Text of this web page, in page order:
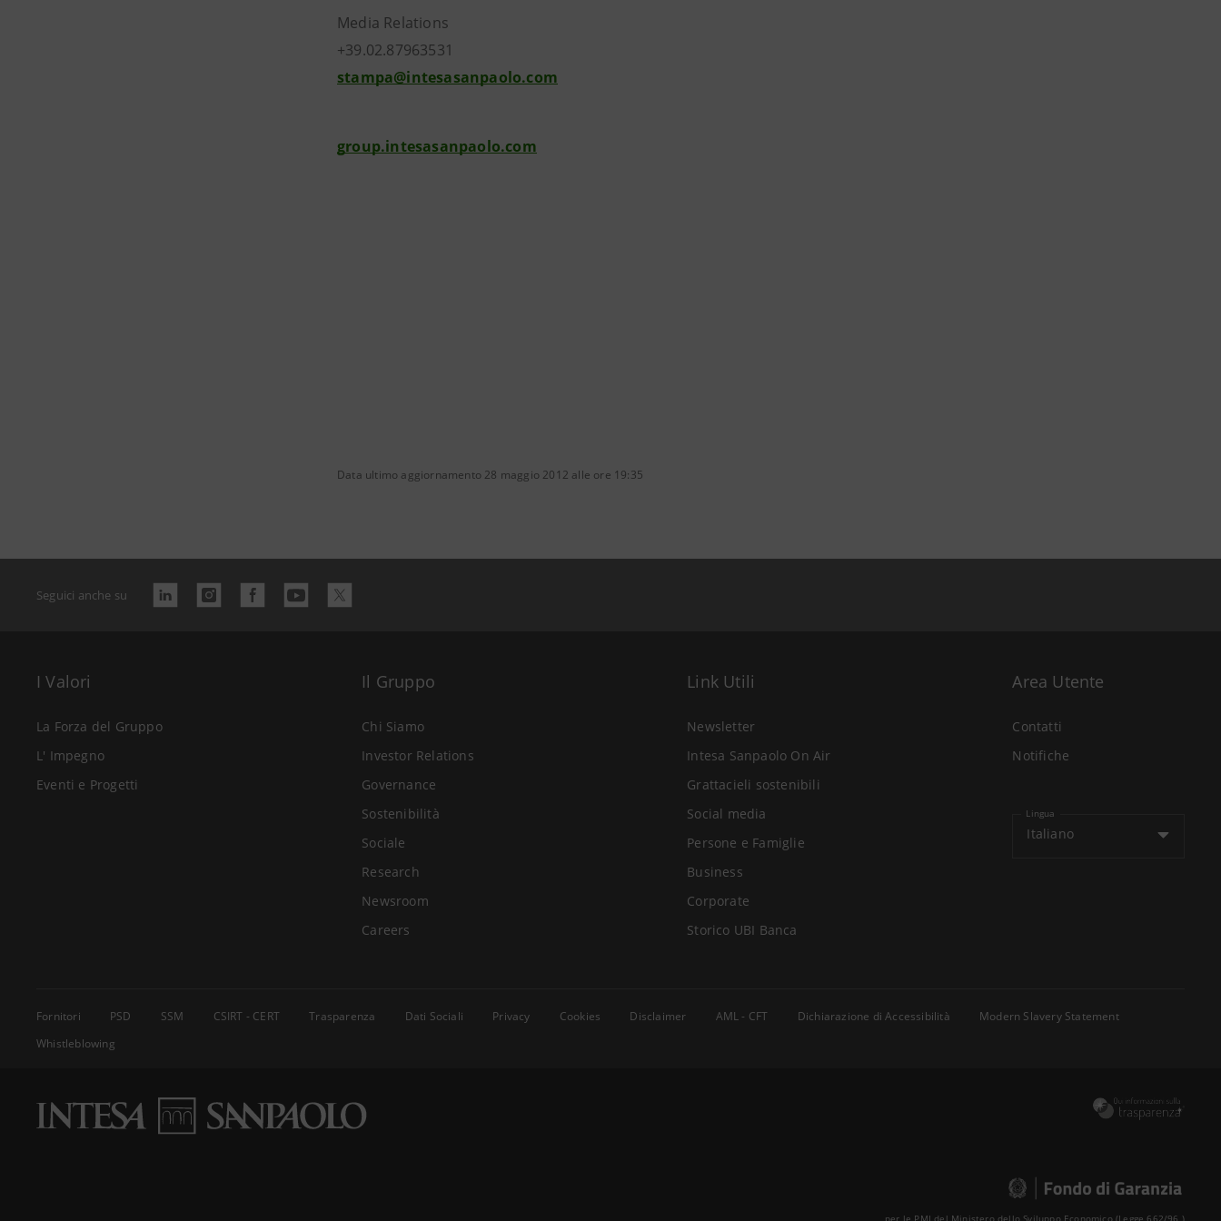
Media Relations
+39.02.87963531
stampa@intesasanpaolo.com
group.intesasanpaolo.com
Data ultimo aggiornamento 28 maggio 2012 alle ore 19:35
Seguici anche su
I Valori
La Forza del Gruppo
L' Impegno
Eventi e Progetti
Il Gruppo
Chi Siamo
Investor Relations
Governance
Sostenibilità
Sociale
Research
Newsroom
Careers
Link Utili
Newsletter
Intesa Sanpaolo On Air
Grattacieli sostenibili
Social media
Persone e Famiglie
Business
Corporate
Storico UBI Banca
Area Utente
Contatti
Notifiche
Lingua
Italiano
Fornitori PSD SSM CSIRT - CERT Trasparenza Dati Sociali Privacy Cookies Disclaimer AML - CFT Dichiarazione di Accessibilità
Modern Slavery Statement
Whistleblowing